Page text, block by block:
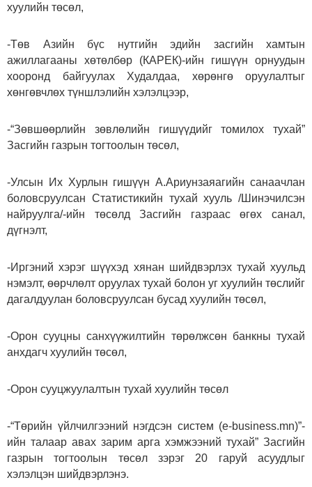
хуулийн төсөл,
-Төв Азийн бүс нутгийн эдийн засгийн хамтын
ажиллагааны хөтөлбөр (КАРЕК)-ийн гишүүн орнуудын
хооронд байгуулах Худалдаа, хөрөнгө оруулалтыг
хөнгөвчлөх түншлэлийн хэлэлцээр,
-“Зөвшөөрлийн зөвлөлийн гишүүдийг томилох тухай”
Засгийн газрын тогтоолын төсөл,
-Улсын Их Хурлын гишүүн А.Ариунзаяагийн санаачлан
боловсруулсан Статистикийн тухай хууль /Шинэчилсэн
найруулга/-ийн төсөлд Засгийн газраас өгөх санал,
дүгнэлт,
-Иргэний хэрэг шүүхэд хянан шийдвэрлэх тухай хуульд
нэмэлт, өөрчлөлт оруулах тухай болон уг хуулийн төслийг
дагалдуулан боловсруулсан бусад хуулийн төсөл,
-Орон сууцны санхүүжилтийн төрөлжсөн банкны тухай
анхдагч хуулийн төсөл,
-Орон сууцжуулалтын тухай хуулийн төсөл
-“Төрийн үйлчилгээний нэгдсэн систем (e-business.mn)”-
ийн талаар авах зарим арга хэмжээний тухай” Засгийн
газрын тогтоолын төсөл зэрэг 20 гаруй асуудлыг
хэлэлцэн шийдвэрлэнэ.